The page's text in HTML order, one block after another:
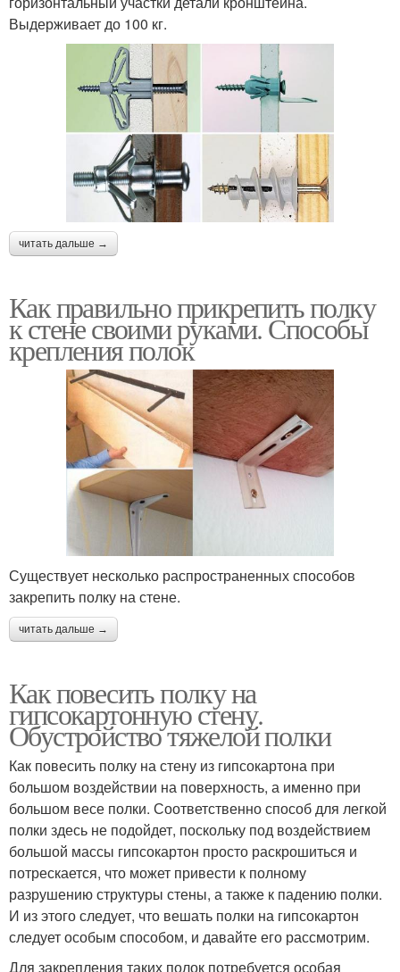
Выдерживает до 100 кг.
читать дальше →
Как правильно прикрепить полку
к стене своими руками. Способы
крепления полок
Существует несколько распространенных способов
закрепить полку на стене.
читать дальше →
Как повесить полку на
гипсокартонную стену.
Обустройство тяжелой полки
Как повесить полку на стену из гипсокартона при
большом воздействии на поверхность, а именно при
большом весе полки. Соответственно способ для легкой
полки здесь не подойдет, поскольку под воздействием
большой массы гипсокартон просто раскрошиться и
потрескается, что может привести к полному
разрушению структуры стены, а также к падению полки.
И из этого следует, что вешать полки на гипсокартон
следует особым способом, и давайте его рассмотрим.
Для закрепления таких полок потребуется особая